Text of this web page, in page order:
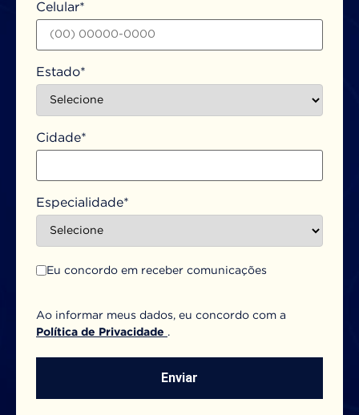
Celular*
Estado*
Cidade*
Especialidade*
Eu concordo em receber comunicações
Ao informar meus dados, eu concordo com a
Política de Privacidade .
Enviar